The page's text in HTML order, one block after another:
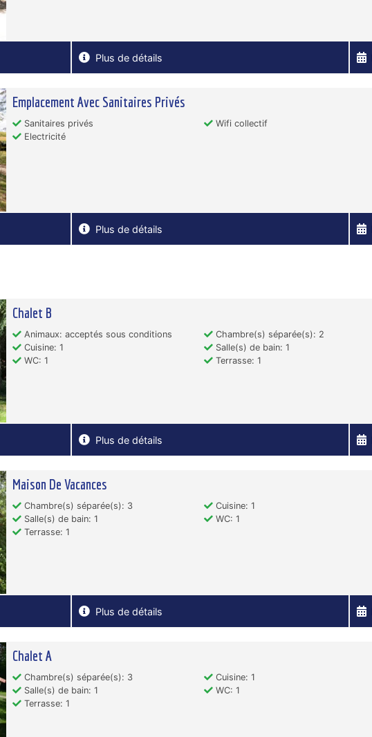
Plus de détails
Emplacement Avec Sanitaires Privés
Sanitaires privés
Wifi collectif
Electricité
Plus de détails
Chalet B
Animaux: acceptés sous conditions
Chambre(s) séparée(s): 2
Cuisine: 1
Salle(s) de bain: 1
WC: 1
Terrasse: 1
Plus de détails
Maison De Vacances
Chambre(s) séparée(s): 3
Cuisine: 1
Salle(s) de bain: 1
WC: 1
Terrasse: 1
Plus de détails
Chalet A
Chambre(s) séparée(s): 3
Cuisine: 1
Salle(s) de bain: 1
WC: 1
Terrasse: 1